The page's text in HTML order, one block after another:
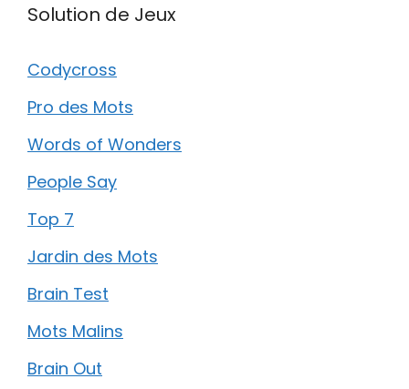
Solution de Jeux
Codycross
Pro des Mots
Words of Wonders
People Say
Top 7
Jardin des Mots
Brain Test
Mots Malins
Brain Out